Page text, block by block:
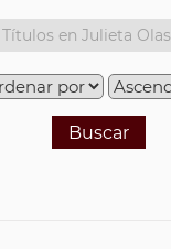
Buscar